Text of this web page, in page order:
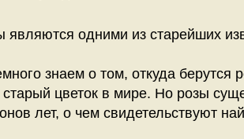
являются одними из старейших
знаем о том, откуда берутся
цветок в мире. Но розы
лет, о чем свидетельствуют